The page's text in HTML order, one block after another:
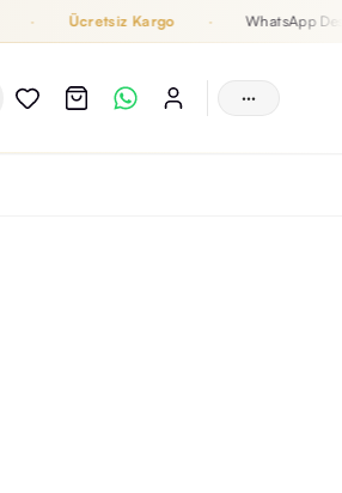
Ücretsiz Kargo · WhatsApp Destek
···